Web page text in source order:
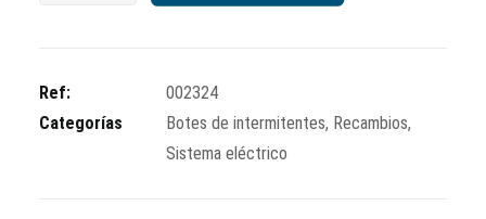
/
PKS
Ref:
002324
Categorías
Botes de intermitentes, Recambios,
Sistema eléctrico